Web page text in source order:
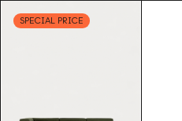
SPECIAL PRICE